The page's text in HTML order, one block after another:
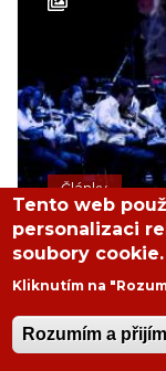
Články
Matěj
máš?
PAVEL KOVIN
Tento web
personalizaci
soubory cookie.
Kliknutím na
Rozumím a